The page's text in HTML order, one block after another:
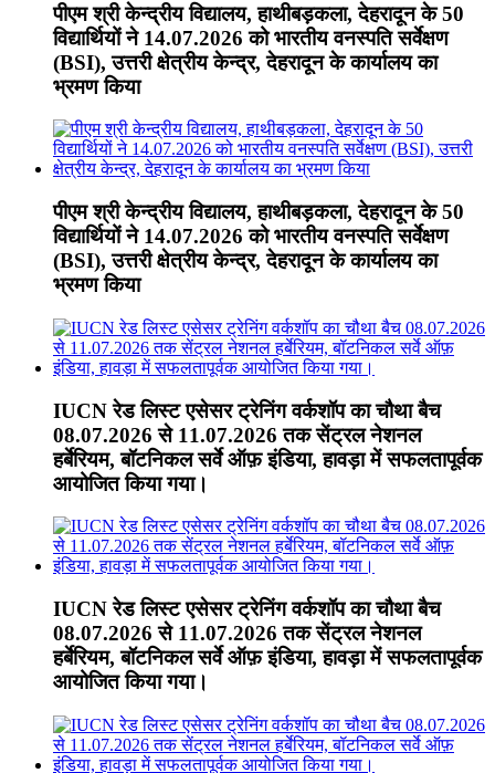
पीएम श्री केन्द्रीय विद्यालय, हाथीबड़कला, देहरादून के 50
विद्यार्थियों ने 14.07.2026 को भारतीय वनस्पति सर्वेक्षण
(BSI), उत्तरी क्षेत्रीय केन्द्र, देहरादून के कार्यालय का
भ्रमण किया
पीएम श्री केन्द्रीय विद्यालय, हाथीबड़कला, देहरादून के 50
विद्यार्थियों ने 14.07.2026 को भारतीय वनस्पति सर्वेक्षण
(BSI), उत्तरी क्षेत्रीय केन्द्र, देहरादून के कार्यालय का
भ्रमण किया
IUCN रेड लिस्ट एसेसर ट्रेनिंग वर्कशॉप का चौथा बैच
08.07.2026 से 11.07.2026 तक सेंट्रल नेशनल
हर्बेरियम, बॉटनिकल सर्वे ऑफ़ इंडिया, हावड़ा में सफलतापूर्वक
आयोजित किया गया।
IUCN रेड लिस्ट एसेसर ट्रेनिंग वर्कशॉप का चौथा बैच
08.07.2026 से 11.07.2026 तक सेंट्रल नेशनल
हर्बेरियम, बॉटनिकल सर्वे ऑफ़ इंडिया, हावड़ा में सफलतापूर्वक
आयोजित किया गया।